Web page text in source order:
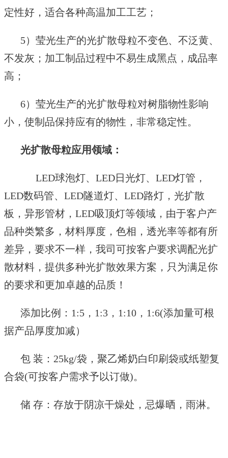
定性好，适合各种高温加工工艺；
5） 莹光生产的光扩散母粒不变色、不泛黄、
不发灰；加工制品过程中不易生成黑点，成品率
高；
6） 莹光生产的光扩散母粒对树脂物性影响
小，使制品保持应有的物性，非常稳定性。
光扩散母粒应用领域：
LED球泡灯、 LED日光灯、 LED灯管，
LED数码管、 LED隧道灯、 LED路灯， 光扩散
板，异形管材，LED吸顶灯等领域 ， 由于客户产
品种类繁多，材料厚度，色相，透光率等都有所
差异，要求不一样，我司可按客户要求调配光扩
散材料，提供多种光扩散效果方案，只为满足你
的要求和更加卓越的品质！
添加比例： 1:5 ， 1:3 ， 1:10 ， 1:6(添加量可根
据产品厚度加减）
包 装： 25kg/袋，聚乙烯奶白印刷袋或纸塑复
合袋(可按客户需求予以订做)。
储 存：存放于阴凉干燥处，忌爆晒，雨淋。